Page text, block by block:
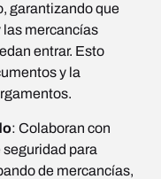
garantizando que
las mercancías
entrar. Esto
y la
: Colaboran con
para
de mercancías,